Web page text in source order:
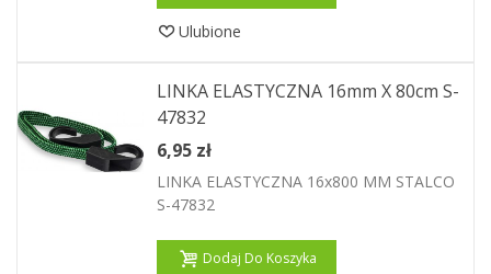
Ulubione
LINKA ELASTYCZNA 16mm X 80cm S-
47832
6,95 zł
LINKA ELASTYCZNA 16x800 MM STALCO
S-47832
Dodaj Do Koszyka